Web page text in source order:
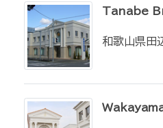
Tanabe
和歌山県